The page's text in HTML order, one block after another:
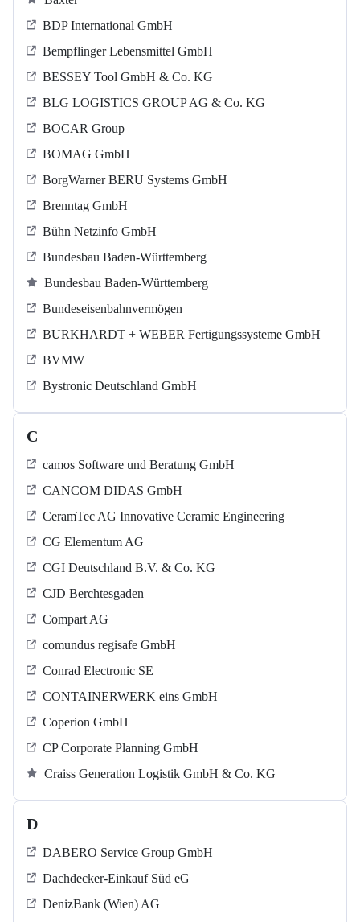
BDP International GmbH
Bempflinger Lebensmittel GmbH
BESSEY Tool GmbH & Co. KG
BLG LOGISTICS GROUP AG & Co. KG
BOCAR Group
BOMAG GmbH
BorgWarner BERU Systems GmbH
Brenntag GmbH
Bühn Netzinfo GmbH
Bundesbau Baden-Württemberg
Bundesbau Baden-Württemberg
Bundeseisenbahnvermögen
BURKHARDT + WEBER Fertigungssysteme GmbH
BVMW
Bystronic Deutschland GmbH
C
camos Software und Beratung GmbH
CANCOM DIDAS GmbH
CeramTec AG Innovative Ceramic Engineering
CG Elementum AG
CGI Deutschland B.V. & Co. KG
CJD Berchtesgaden
Compart AG
comundus regisafe GmbH
Conrad Electronic SE
CONTAINERWERK eins GmbH
Coperion GmbH
CP Corporate Planning GmbH
Craiss Generation Logistik GmbH & Co. KG
D
DABERO Service Group GmbH
Dachdecker-Einkauf Süd eG
DenizBank (Wien) AG